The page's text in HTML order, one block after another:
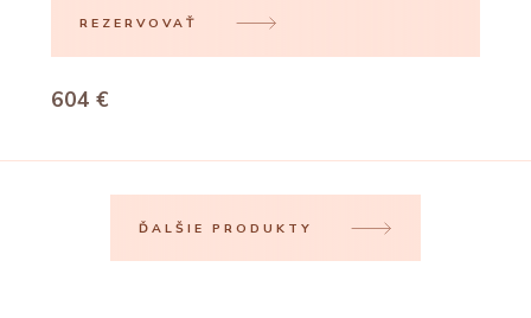
REZERVOVAŤ
604 €
ĎALŠIE PRODUKTY